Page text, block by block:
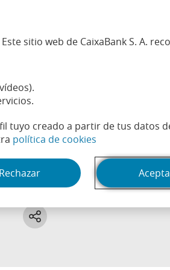
Este sitio web de CaixaBank S. A.
tuyo creado a partir de tus datos
política de cookies
nueva)
Rechazar
financiera
y pódcast sobre educación